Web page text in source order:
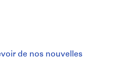
de nos nouvelles